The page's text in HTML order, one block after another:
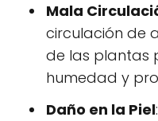
Mala
circulación de
de las plantas
humedad y
Daño en la Piel